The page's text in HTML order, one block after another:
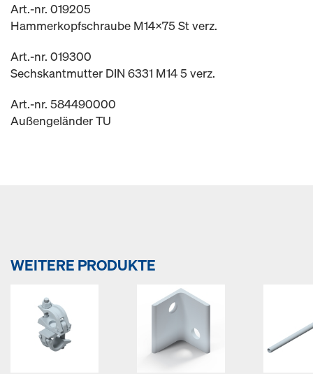
Art.-nr. 019205
Hammerkopfschraube M14x75 St verz.
Art.-nr. 019300
Sechskantmutter DIN 6331 M14 5 verz.
Art.-nr. 584490000
Außengeländer TU
WEITERE PRODUKTE